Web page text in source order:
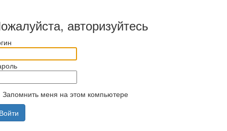
авторизуйтесь
Запомнить меня на этом компьютере